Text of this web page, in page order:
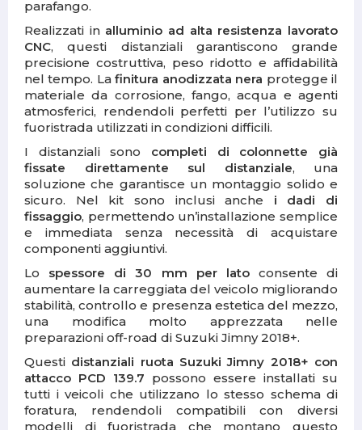
parafango.
Realizzati in alluminio ad alta resistenza lavorato
CNC, questi distanziali garantiscono grande
precisione costruttiva, peso ridotto e affidabilità
nel tempo. Lafinitura anodizzata nera protegge il
materiale da corrosione, fango, acqua e agenti
atmosferici, rendendoli perfetti per l’utilizzo su
fuoristrada utilizzati in condizioni difficili.
I distanziali sono completi di colonnette già
fissate direttamente sul distanziale, una
soluzione che garantisce un montaggio solido e
sicuro. Nel kit sono inclusi anche i dadi di
fissaggio, permettendo un’installazione semplice
e immediata senza necessità di acquistare
componenti aggiuntivi.
Lo spessore di 30 mm per latoconsente di
aumentare la carreggiata del veicolo migliorando
stabilità, controllo e presenza estetica del mezzo,
una modifica molto apprezzata nelle
preparazioni off-road di Suzuki Jimny 2018+.
Questi distanziali ruota Suzuki Jimny 2018+ con
attacco PCD 139.7 possono essere installati su
tutti i veicoli che utilizzano lo stesso schema di
foratura, rendendoli compatibili con diversi
modelli di fuoristrada che montano questo